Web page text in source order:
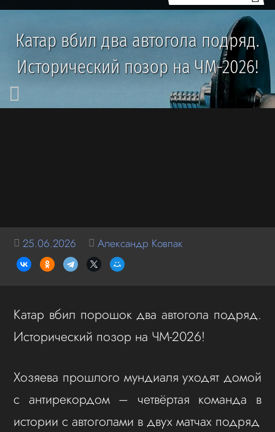
Катар вбил два автогола подряд.
Исторический позор на ЧМ-2026!
25.06.2026 Александр Ковпак
Катар вбил порошок два автогола подряд.
Исторический позор на ЧМ-2026!
Хозяева прошлого мундиаля уходят домой
с антирекордом – четвёртая команда в
истории с автоголами в двух матчах подряд